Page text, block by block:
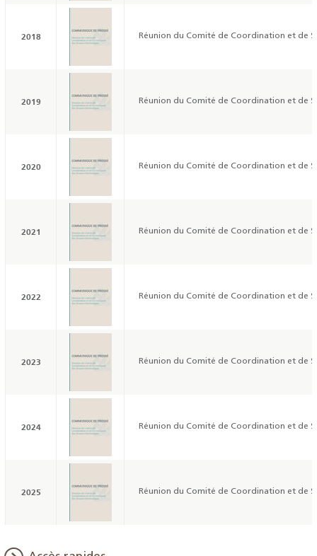
2018 Réunion du Comité de Coordination et de
2019 Réunion du Comité de Coordination et de
2020 Réunion du Comité de Coordination et de
2021 Réunion du Comité de Coordination et de
2022 Réunion du Comité de Coordination et de
2023 Réunion du Comité de Coordination et de
2024 Réunion du Comité de Coordination et de
2025 Réunion du Comité de Coordination et de